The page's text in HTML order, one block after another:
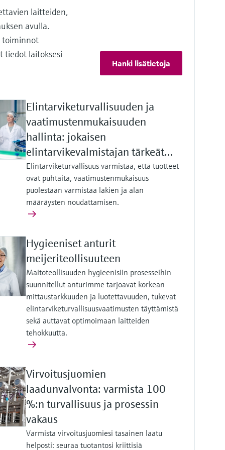
laitteiden,
avulla.
toiminnot
laitoksesi
Hanki lisätietoja
Elintarviketurvallisuuden ja
vaatimustenmukaisuuden
hallinta: jokaisen
elintarvikevalmistajan tärkeät
perusasiat
Elintarviketurvallisuus varmistaa, että tuotteet
ovat puhtaita, vaatimustenmukaisuus
puolestaan varmistaa lakien ja alan
määräysten noudattamisen.
Hygieeniset anturit
meijeriteollisuuteen
Maitoteollisuuden hygieenisiin prosesseihin
suunnitellut anturimme tarjoavat korkean
mittaustarkkuuden ja luotettavuuden, tukevat
elintarviketurvallisuusvaatimusten täyttämistä
sekä auttavat optimoimaan laitteiden
tehokkuutta.
Virvoitusjuomien
laadunvalvonta: varmista 100
%:n turvallisuus ja prosessin
vakaus
Varmista virvoitusjuomiesi tasainen laatu
helposti: seuraa tuotantosi kriittisiä